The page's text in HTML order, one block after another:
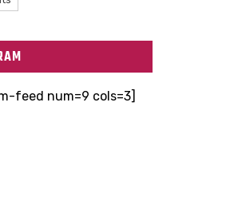
feed num=9 cols=3]